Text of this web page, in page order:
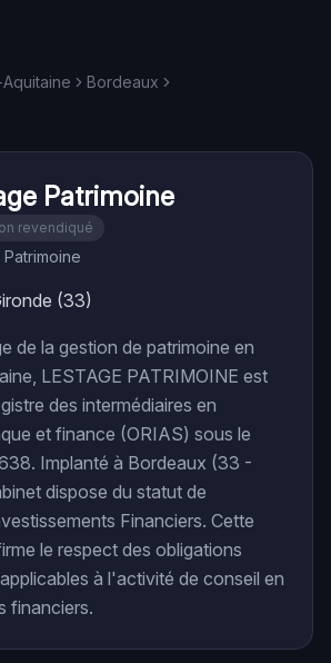
Bordeaux
Patrimoine
revendiqué
(33)
de la gestion de patrimoine en
LESTAGE PATRIMOINE est
des intermédiaires en
et finance (ORIAS) sous le
Implanté à Bordeaux (33 -
dispose du statut de
Financiers. Cette
le respect des obligations
à l'activité de conseil en
financiers.